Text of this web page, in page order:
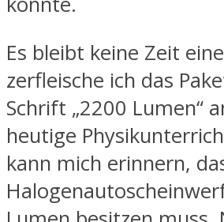
Es bleibt keine Zeit
zerfleische ich das
Schrift „2200 Lumen“
heutige
kann mich erinnern,